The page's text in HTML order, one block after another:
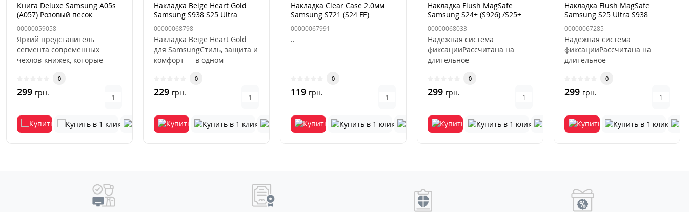
Книга Deluxe Samsung A05s
(A057) Розовый песок
00000059058
Яркий представитель
сегмента современных
чехлов-книжек, которые
свою огром..
0
299 грн.
Накладка Beige Heart Gold
Samsung S938 S25 Ultra
Коричневая
00000068798
Накладка Beige Heart Gold
для SamsungСтиль, защита и
комфорт — в одном
0
229 грн.
Накладка Clear Case 2.0мм
Samsung S721 (S24 FE)
Прозрачная
00000067991
..
0
119 грн.
Накладка Flush MagSafe
Samsung S24+ (S926) /S25+
(S936) Desert Gold
00000068033
Надежная система
фиксацииРассчитана на
длительное
деформация и
выцветаниеУс..
0
299 грн.
Накладка Flush MagSafe
Samsung S25 Ultra S938
Серая (Titanium Grey)
00000067285
Надежная система
фиксацииРассчитана на
длительное
деформация и
выцветаниеУс..
0
299 грн.